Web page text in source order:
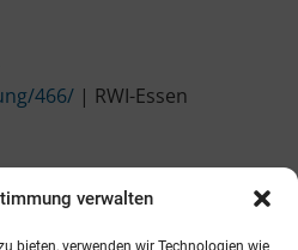
verwalten
bieten, verwenden wir Technologien wie
466/ | RWI-Essen
Cookie-Richtlinie (EU)